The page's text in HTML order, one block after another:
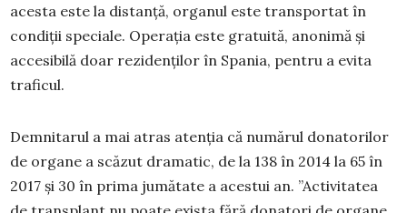
acesta este la distanță, organul este transportat în
condiții speciale. Operația este gratuită, anonimă și
accesibilă doar rezidenților în Spania, pentru a evita
traficul.
Demnitarul a mai atras atenția că numărul donatorilor
de organe a scăzut dramatic, de la 138 în 2014 la 65 în
2017 și 30 în prima jumătate a acestui an. ”Activitatea